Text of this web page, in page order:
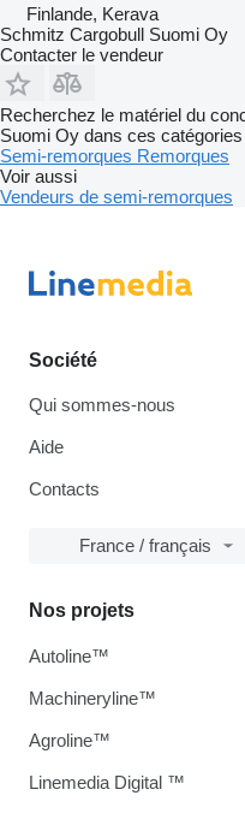
Finlande, Kerava
Schmitz Cargobull Suomi Oy
Contacter le vendeur
Recherchez le matériel du
Suomi Oy dans ces catégories
Semi-remorques Remorques
Voir aussi
Vendeurs de semi-remorques
Société
Qui sommes-nous
Aide
Contacts
France / français
Nos projets
Autoline™
Machineryline™
Agroline™
Linemedia Digital ™